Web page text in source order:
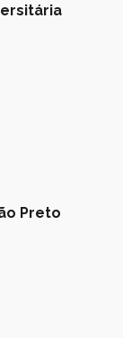
Preto